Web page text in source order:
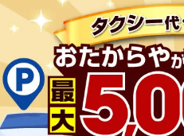
群馬県
岐阜県
静岡県
愛知県
兵庫県
奈良県
和歌山県
広島県
山口県
愛媛県
佐賀県
長崎県
熊本県
大分県
宮崎県
鹿児島県